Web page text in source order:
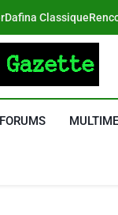
Dafina Classique
FORUMS